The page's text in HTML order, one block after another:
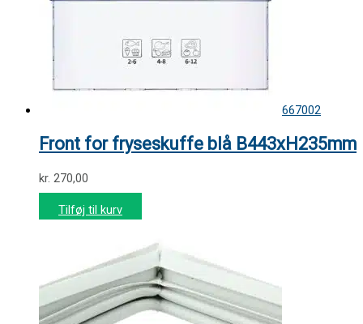
667002
Front for fryseskuffe blå B443xH235mm
kr. 270,00
Tilføj til kurv